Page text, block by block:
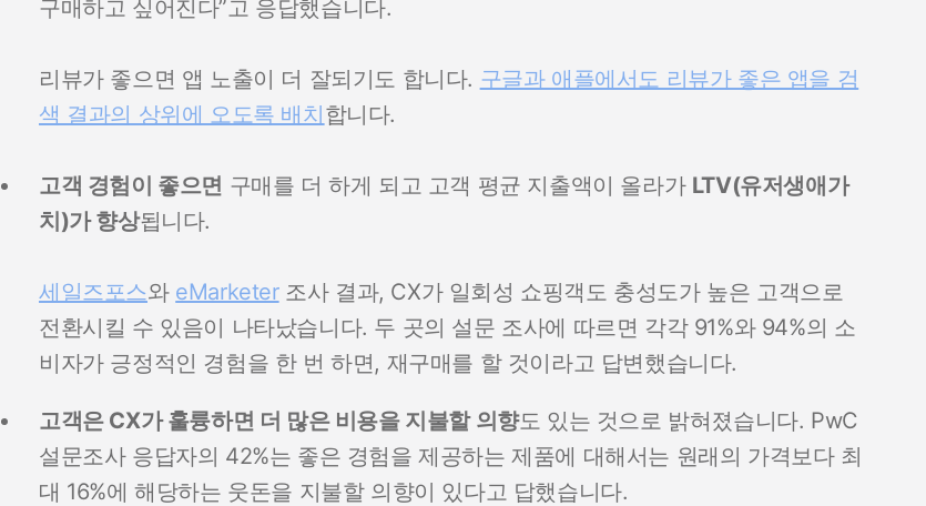
구매하고 싶어진다”고 응답했습니다.
리뷰가 좋으면 앱 노출이 더 잘되기도 합니다. 구글과 애플에서도 리뷰가 좋은 앱을 검
색 결과의 상위에 오도록 배치합니다.
고객 경험이 좋으면 구매를 더 하게 되고 고객 평균 지출액이 올라가 LTV(유저생애가
치)가 향상됩니다.
세일즈포스와 eMarketer조사 결과, CX가 일회성 쇼핑객도 충성도가 높은 고객으로
전환시킬 수 있음이 나타났습니다. 두 곳의 설문 조사에 따르면 각각 91%와 94%의 소
비자가 긍정적인 경험을 한 번 하면, 재구매를 할 것이라고 답변했습니다.
고객은 CX가 훌륭하면 더 많은 비용을 지불할 의향도 있는 것으로 밝혀졌습니다. PwC
설문조사 응답자의 42%는 좋은 경험을 제공하는 제품에 대해서는 원래의 가격보다 최
대 16%에 해당하는 웃돈을 지불할 의향이 있다고 답했습니다.